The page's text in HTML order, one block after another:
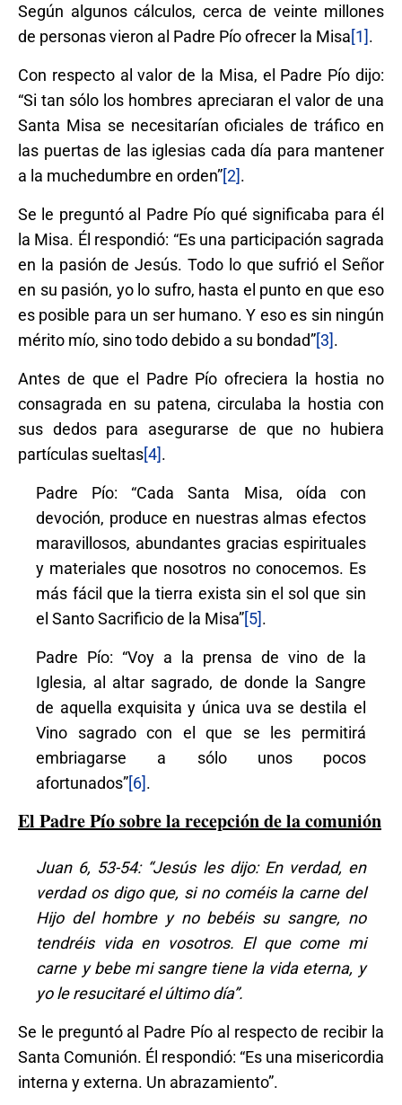
Según algunos cálculos, cerca de veinte millones
de personas vieron al Padre Pío ofrecer la Misa[1].
Con respecto al valor de la Misa, el Padre Pío dijo:
“Si tan sólo los hombres apreciaran el valor de una
Santa Misa se necesitarían oficiales de tráfico en
las puertas de las iglesias cada día para mantener
a la muchedumbre en orden”[2].
Se le preguntó al Padre Pío qué significaba para él
la Misa. Él respondió: “Es una participación sagrada
en la pasión de Jesús. Todo lo que sufrió el Señor
en su pasión, yo lo sufro, hasta el punto en que eso
es posible para un ser humano. Y eso es sin ningún
mérito mío, sino todo debido a su bondad”[3].
Antes de que el Padre Pío ofreciera la hostia no
consagrada en su patena, circulaba la hostia con
sus dedos para asegurarse de que no hubiera
partículas sueltas[4].
Padre Pío: “Cada Santa Misa, oída con
devoción, produce en nuestras almas efectos
maravillosos, abundantes gracias espirituales
y materiales que nosotros no conocemos. Es
más fácil que la tierra exista sin el sol que sin
el Santo Sacrificio de la Misa”[5].
Padre Pío: “Voy a la prensa de vino de la
Iglesia, al altar sagrado, de donde la Sangre
de aquella exquisita y única uva se destila el
Vino sagrado con el que se les permitirá
embriagarse a sólo unos pocos
afortunados”[6].
El Padre Pío sobre la recepción de la comunión
Juan 6, 53-54: “Jesús les dijo: En verdad, en
verdad os digo que, si no coméis la carne del
Hijo del hombre y no bebéis su sangre, no
tendréis vida en vosotros. El que come mi
carne y bebe mi sangre tiene la vida eterna, y
yo le resucitaré el último día”.
Se le preguntó al Padre Pío al respecto de recibir la
Santa Comunión. Él respondió: “Es una misericordia
interna y externa. Un abrazamiento”.